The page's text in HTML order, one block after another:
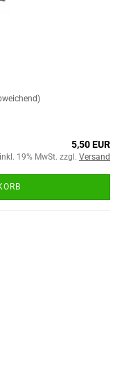
5,50 EUR
inkl. 19% MwSt. zzgl. Versand